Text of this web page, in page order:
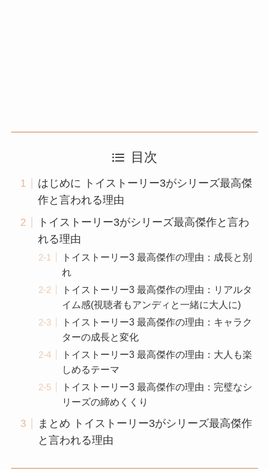
目次
はじめに トイストーリー3がシリーズ最高傑
作と言われる理由
トイストーリー3がシリーズ最高傑作と言わ
れる理由
トイストーリー3 最高傑作の理由：成長と別
れ
トイストーリー3 最高傑作の理由：リアルタ
イム感(視聴者もアンディと一緒に大人に)
トイストーリー3 最高傑作の理由：キャラク
ターの成長と変化
トイストーリー3 最高傑作の理由：大人も楽
しめるテーマ
トイストーリー3 最高傑作の理由：完璧なシ
リーズの締めくくり
まとめ トイストーリー3がシリーズ最高傑作
と言われる理由